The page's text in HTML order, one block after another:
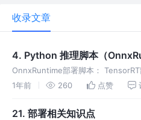
收录文章
4. Python 推理脚本（
OnnxRuntime部署脚本：
as cuda import pycuda.autoinit
1年前 260 点赞
21. 部署相关知识点